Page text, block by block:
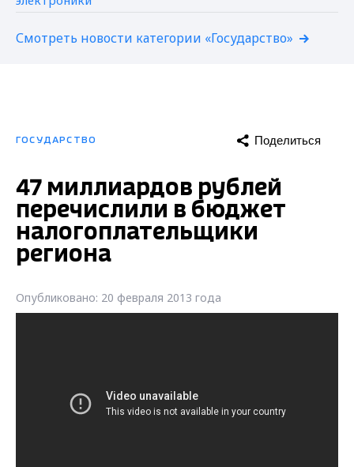
Смотреть новости категории «Государство»
ГОСУДАРСТВО Поделиться
47 миллиардов рублей
перечислили в бюджет
налогоплательщики
региона
Опубликовано: 20 февраля 2013 года